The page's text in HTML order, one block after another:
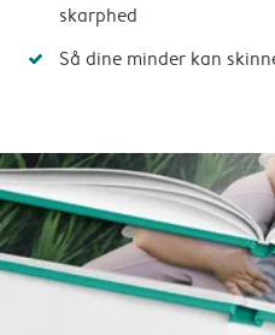
skarphed
Så dine minder kan